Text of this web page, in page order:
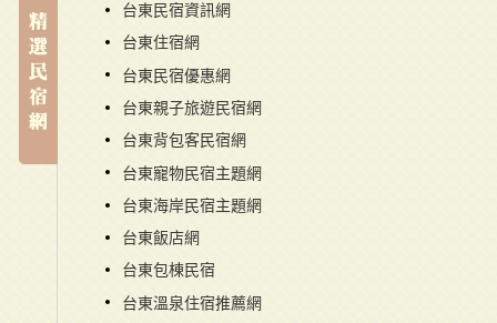
台東民宿資訊網
台東住宿網
台東民宿優惠網
台東親子旅遊民宿網
台東背包客民宿網
台東寵物民宿主題網
台東海岸民宿主題網
台東飯店網
台東包棟民宿
台東溫泉住宿推薦網